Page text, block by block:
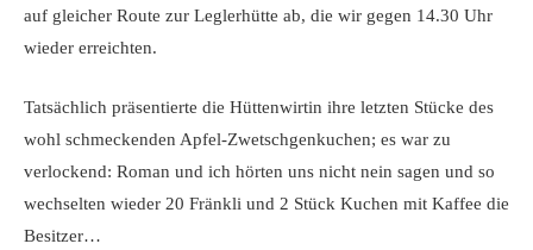
auf gleicher Route zur Leglerhütte ab, die wir gegen 14.30 Uhr
wieder erreichten.
Tatsächlich präsentierte die Hüttenwirtin ihre letzten Stücke des
wohl schmeckenden Apfel-Zwetschgenkuchen; es war zu
verlockend: Roman und ich hörten uns nicht nein sagen und so
wechselten wieder 20 Fränkli und 2 Stück Kuchen mit Kaffee die
Besitzer…